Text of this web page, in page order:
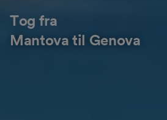
Tog fra
Mantova til Genova